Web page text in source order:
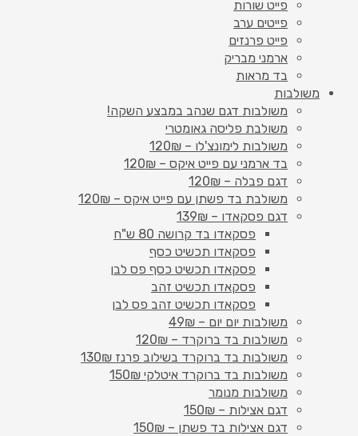
פייט שורות
פייטים ערב
פייט פרנזים
ארמני מבריק
בד מראות
משולבות
משולבות דגם שנהב במבצע השקה!
משולבת פליסה גאומטרי
משולבות לימונצ'לו – 120₪
בד ארמני עם פייט איקס – 120₪
דגם פבלה – 120₪
משולבת בד פשתן עם פייט איקס – 120₪
דגם פסקאדו – 139₪
פסקאדו בד קרושה 80 ש"ח
פסקאדו תכשיט כסף
פסקאדו תכשיט כסף פס לבן
פסקאדו תכשיט זהב
פסקאדו תכשיט זהב פס לבן
משולבות יום יום – 49₪
משולבות בד ברוקרד – 120₪
משולבות בד ברוקרד בשילוב פרנז 130₪
משולבות בד ברוקרד איטלקי 150₪
משולבות מנומר
דגם אצילות – 150₪
דגם אצילות בד פשתן – 150₪